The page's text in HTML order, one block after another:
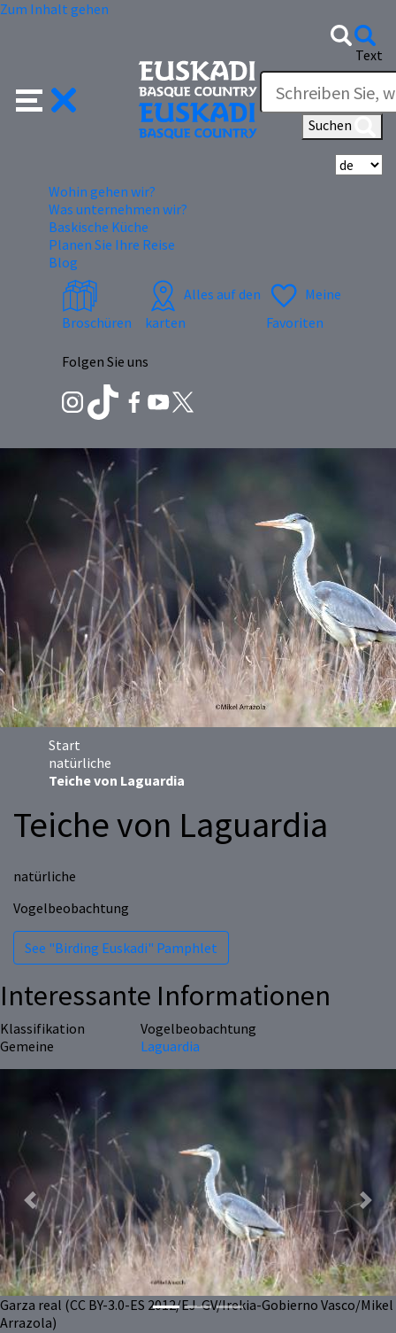
Zum Inhalt gehen
Text
Suchen
Wohin gehen wir?
Was unternehmen wir?
Baskische Küche
Planen Sie Ihre Reise
Blog
Broschüren
Alles auf den
karten
Meine
Favoriten
Folgen Sie uns
Start
natürliche
Teiche von Laguardia
Teiche von Laguardia
natürliche
Vogelbeobachtung
See "Birding Euskadi" Pamphlet
Interessante Informationen
Klassifikation
Vogelbeobachtung
Gemeine
Laguardia
Garza real (CC BY-3.0-ES 2012/EJ-GV/Irekia-Gobierno Vasco/Mikel
Arrazola)
Previous Next